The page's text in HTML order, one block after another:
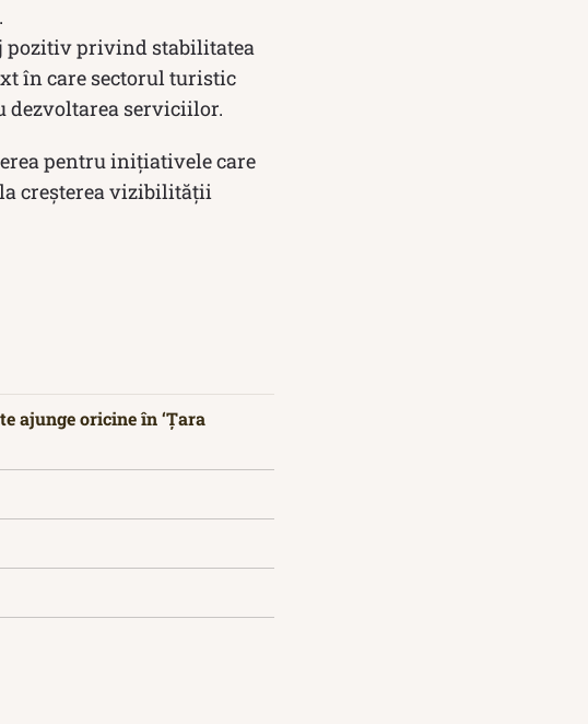
pozitiv privind stabilitatea
în care sectorul turistic
dezvoltarea serviciilor.
pentru inițiativele care
creșterea vizibilității
ajunge oricine în ‘Țara